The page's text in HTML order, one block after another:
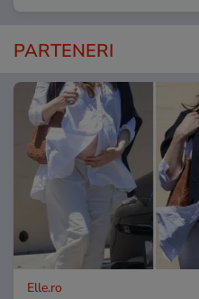
PARTENERI
Elle.ro